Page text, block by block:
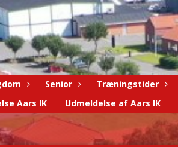
Senior Træningstider
Aars IK Udmeldelse af Aars IK